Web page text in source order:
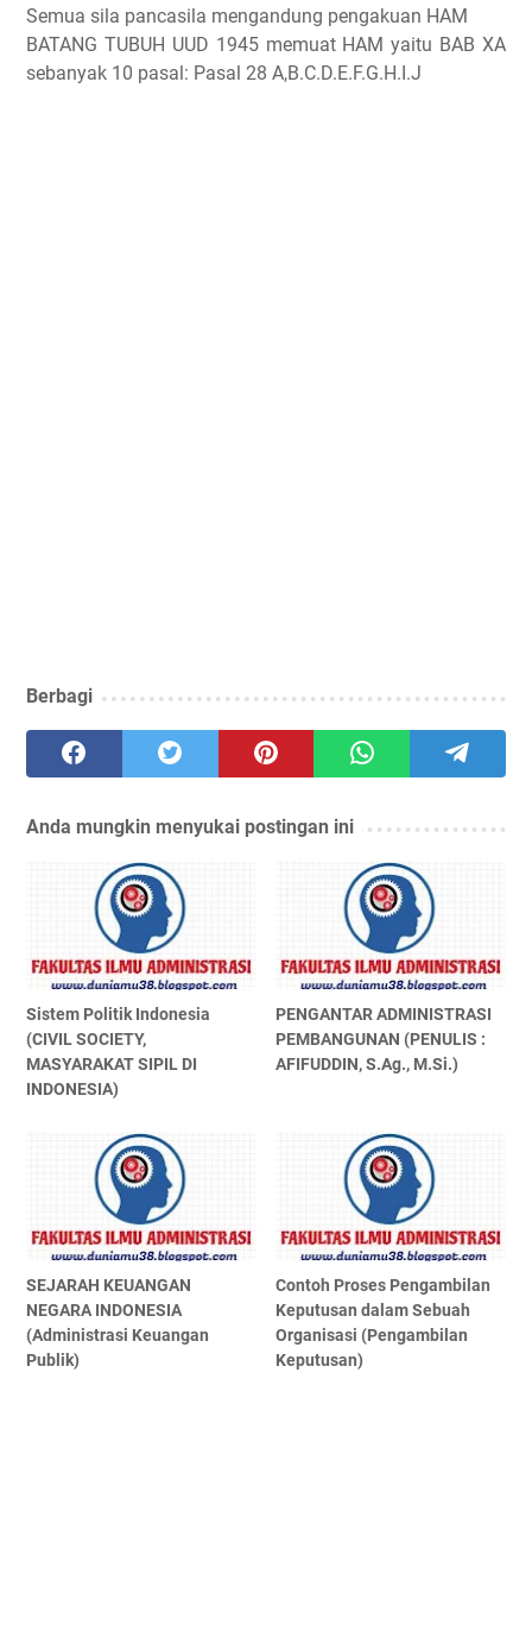
Semua sila pancasila mengandung pengakuan HAM
BATANG TUBUH UUD 1945 memuat HAM yaitu BAB XA
sebanyak 10 pasal: Pasal 28 A,B.C.D.E.F.G.H.I.J
Berbagi
Anda mungkin menyukai postingan ini
Sistem Politik Indonesia
(CIVIL SOCIETY,
MASYARAKAT SIPIL DI
INDONESIA)
PENGANTAR ADMINISTRASI
PEMBANGUNAN (PENULIS :
AFIFUDDIN, S.Ag., M.Si.)
SEJARAH KEUANGAN
NEGARA INDONESIA
(Administrasi Keuangan
Publik)
Contoh Proses Pengambilan
Keputusan dalam Sebuah
Organisasi (Pengambilan
Keputusan)